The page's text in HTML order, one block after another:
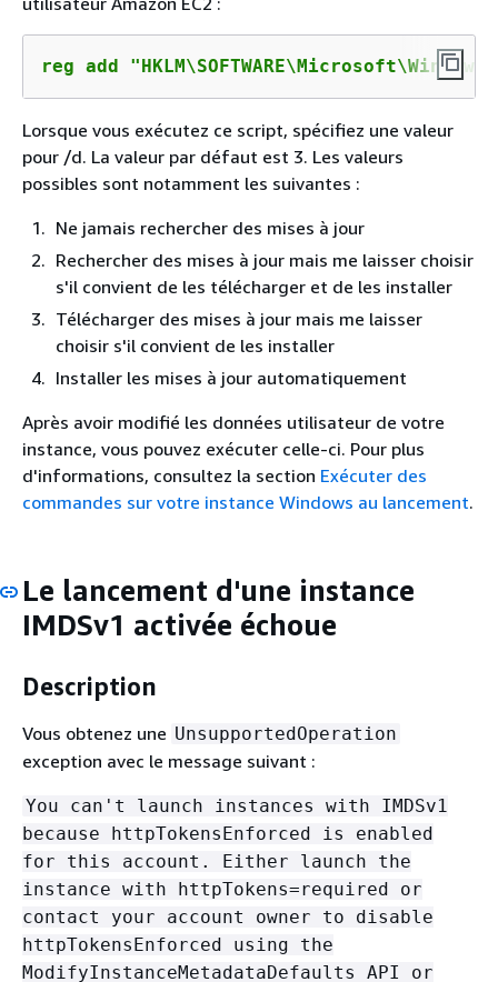
reg add
Lorsque vous exécutez ce script, spécifiez une valeur
pour /d. La valeur par défaut est 3. Les valeurs
possibles sont notamment les suivantes :
Ne jamais rechercher des mises à jour
Rechercher des mises à jour mais me laisser choisir
s'il convient de les télécharger et de les installer
Télécharger des mises à jour mais me laisser
choisir s'il convient de les installer
Installer les mises à jour automatiquement
Après avoir modifié les données utilisateur de votre
instance, vous pouvez exécuter celle-ci. Pour plus
d'informations, consultez la section Exécuter des
commandes sur votre instance Windows au lancement.
Le lancement d'une instance
IMDSv1 activée échoue
Description
Vous obtenez une UnsupportedOperation
exception avec le message suivant :
You can't launch instances with IMDSv1
because httpTokensEnforced is enabled
for this account. Either launch the
instance with httpTokens=required or
contact your account owner to disable
httpTokensEnforced using the
ModifyInstanceMetadataDefaults API or